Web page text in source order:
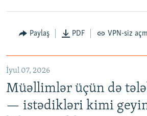
Paylaş PDF VPN-siz
İyul 07, 2026
Müəllimlər üçün də
— istədikləri kimi